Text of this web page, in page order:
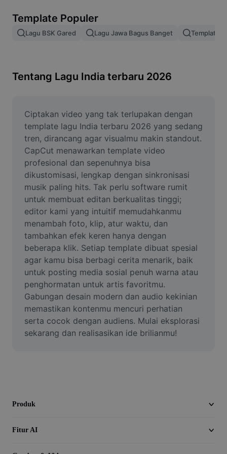
Gabung gambar
Ubah Ukuran Gambar
Pembuat Meme
AI Text Remover
AI People Remover
AI Inpainting
Face Cutout
Video
Hapus latar belakang video
Tingkatkan kualitas
Editor Video
Pangkas Video
Tambahkan Subtitle ke Video
Template Populer
Lagu BSK Gared Lagu Jawa Bagus Banget Template
Tentang Lagu India terbaru 2026
Ciptakan video yang tak terlupakan dengan
template lagu India terbaru 2026 yang sedang
tren, dirancang agar visualmu makin standout.
CapCut menawarkan template video
profesional dan sepenuhnya bisa
dikustomisasi, lengkap dengan sinkronisasi
musik paling hits. Tak perlu software rumit
untuk membuat editan berkualitas tinggi;
editor kami yang intuitif memudahkanmu
menambah foto, klip, atur waktu, dan
tambahkan efek keren hanya dengan
beberapa klik. Setiap template dibuat spesial
agar kamu bisa berbagi cerita menarik, baik
untuk posting media sosial penuh warna atau
penghormatan untuk artis favoritmu.
Gabungan desain modern dan audio kekinian
memastikan kontenmu mencuri perhatian
serta cocok dengan audiens. Mulai eksplorasi
sekarang dan realisasikan ide brilianmu!
Produk
Fitur AI